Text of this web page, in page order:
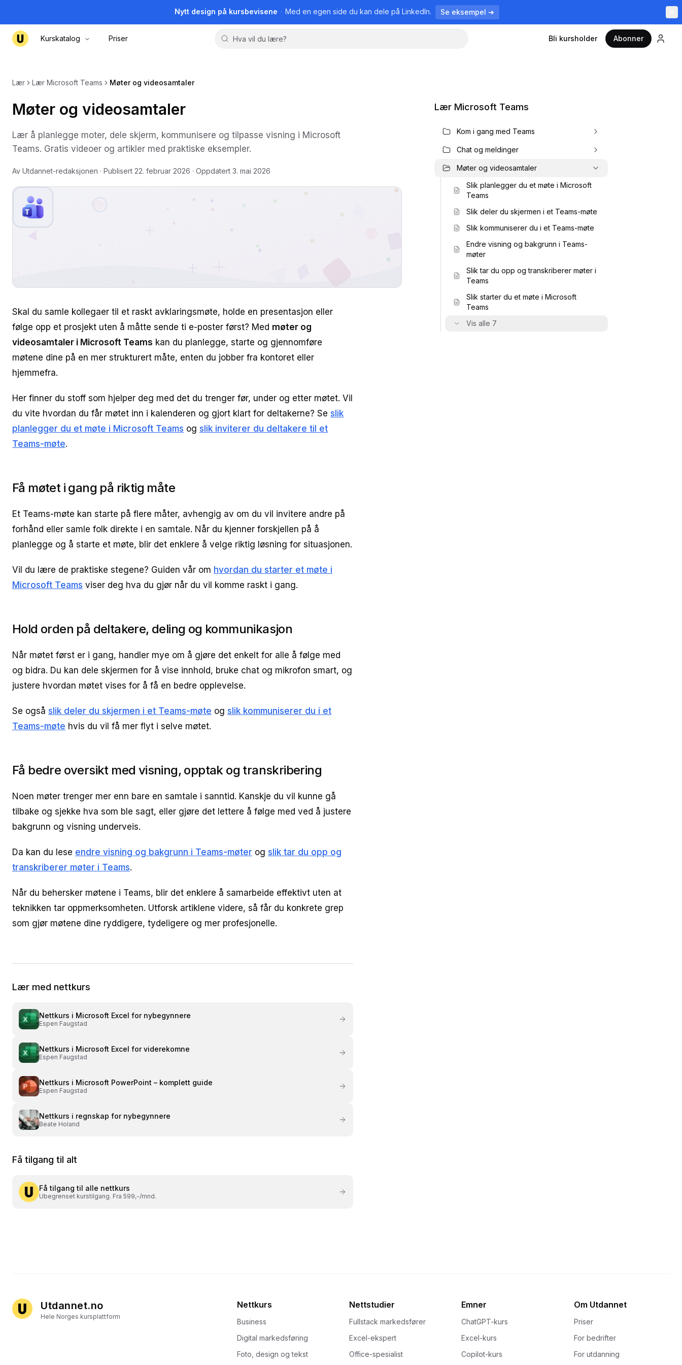
Nytt design på kursbevisene · Med en egen side du kan dele på LinkedIn. Se eksempel ➔
Kurskatalog Priser Bli kursholder Abonner
Lær Lær Microsoft Teams Møter og videosamtaler
Møter og videosamtaler
Lær å planlegge moter, dele skjerm, kommunisere og tilpasse visning i Microsoft
Teams. Gratis videoer og artikler med praktiske eksempler.
Av Utdannet-redaksjonen · Publisert 22. februar 2026 · Oppdatert 3. mai 2026
Skal du samle kollegaer til et raskt avklaringsmøte, holde en presentasjon eller
følge opp et prosjekt uten å måtte sende ti e-poster først? Med møter og
videosamtaler i Microsoft Teams kan du planlegge, starte og gjennomføre
møtene dine på en mer strukturert måte, enten du jobber fra kontoret eller
hjemmefra.
Her finner du stoff som hjelper deg med det du trenger før, under og etter møtet. Vil
du vite hvordan du får møtet inn i kalenderen og gjort klart for deltakerne? Se slik
planlegger du et møte i Microsoft Teams og slik inviterer du deltakere til et
Teams-møte.
Få møtet i gang på riktig måte
Et Teams-møte kan starte på flere måter, avhengig av om du vil invitere andre på
forhånd eller samle folk direkte i en samtale. Når du kjenner forskjellen på å
planlegge og å starte et møte, blir det enklere å velge riktig løsning for situasjonen.
Vil du lære de praktiske stegene? Guiden vår om hvordan du starter et møte i
Microsoft Teams viser deg hva du gjør når du vil komme raskt i gang.
Hold orden på deltakere, deling og kommunikasjon
Når møtet først er i gang, handler mye om å gjøre det enkelt for alle å følge med
og bidra. Du kan dele skjermen for å vise innhold, bruke chat og mikrofon smart, og
justere hvordan møtet vises for å få en bedre opplevelse.
Se også slik deler du skjermen i et Teams-møte og slik kommuniserer du i et
Teams-møte hvis du vil få mer flyt i selve møtet.
Få bedre oversikt med visning, opptak og transkribering
Noen møter trenger mer enn bare en samtale i sanntid. Kanskje du vil kunne gå
tilbake og sjekke hva som ble sagt, eller gjøre det lettere å følge med ved å justere
bakgrunn og visning underveis.
Da kan du lese endre visning og bakgrunn i Teams-møter og slik tar du opp og
transkriberer møter i Teams.
Når du behersker møtene i Teams, blir det enklere å samarbeide effektivt uten at
teknikken tar oppmerksomheten. Utforsk artiklene videre, så får du konkrete grep
som gjør møtene dine ryddigere, tydeligere og mer profesjonelle.
Lær med nettkurs
Nettkurs i Microsoft Excel for nybegynnere
Espen Faugstad
Nettkurs i Microsoft Excel for viderekomne
Espen Faugstad
Nettkurs i Microsoft PowerPoint – komplett guide
Espen Faugstad
Nettkurs i regnskap for nybegynnere
Beate Holand
Få tilgang til alt
Få tilgang til alle nettkurs
Ubegrenset kurstilgang. Fra 599,-/mnd.
Lær Microsoft Teams
Kom i gang med Teams
Chat og meldinger
Møter og videosamtaler
Slik planlegger du et møte i Microsoft
Teams
Slik deler du skjermen i et Teams-møte
Slik kommuniserer du i et Teams-møte
Endre visning og bakgrunn i Teams-
møter
Slik tar du opp og transkriberer møter i
Teams
Slik starter du et møte i Microsoft
Teams
Vis alle 7
Utdannet.no
Hele Norges kursplattform
Nettkurs
Business
Digital markedsføring
Foto, design og tekst
Nettstudier
Fullstack markedsfører
Excel-ekspert
Office-spesialist
Emner
ChatGPT-kurs
Excel-kurs
Copilot-kurs
Om Utdannet
Priser
For bedrifter
For utdanning